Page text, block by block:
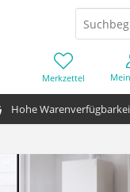
Hohe
Merkzettel